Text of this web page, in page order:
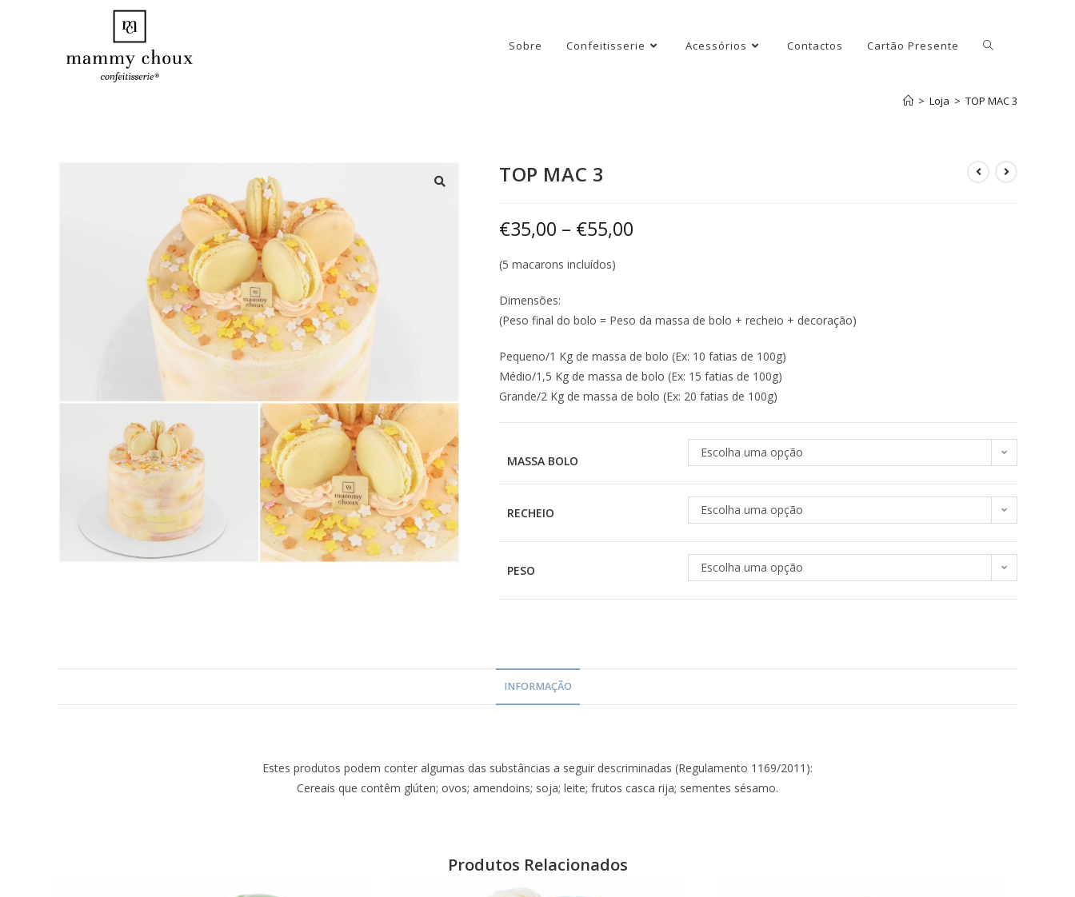
Sobre Confeitisserie Acessórios Contactos Cartão Presente
> Loja > TOP MAC 3
TOP MAC 3
€35,00 – €55,00
(5 macarons incluídos)
Dimensões:
(Peso final do bolo = Peso da massa de bolo + recheio + decoração)
Pequeno/1 Kg de massa de bolo (Ex: 10 fatias de 100g)
Médio/1,5 Kg de massa de bolo (Ex: 15 fatias de 100g)
Grande/2 Kg de massa de bolo (Ex: 20 fatias de 100g)
MASSA BOLO
Escolha uma opção
RECHEIO Escolha uma opção
PESO Escolha uma opção
INFORMAÇÃO
Estes produtos podem conter algumas das substâncias a seguir descriminadas (Regulamento 1169/2011):
Cereais que contêm glúten; ovos; amendoins; soja; leite; frutos casca rija; sementes sésamo.
Produtos Relacionados